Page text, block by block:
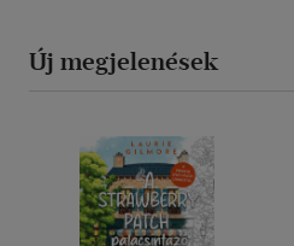
Új megjelenések